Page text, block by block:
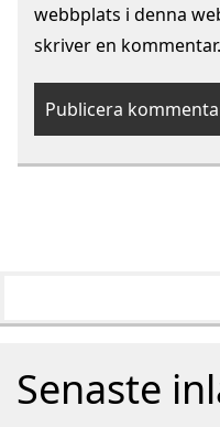
webbplats i denna
skriver en kommentar.
Senaste